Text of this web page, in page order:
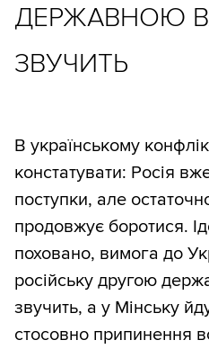
ДЕРЖАВНОЮ
ЗВУЧИТЬ
В українському
констатувати: Росія
поступки, але
продовжує боротися.
поховано, вимога до
російську другою
звучить, а у Мінську
стосовно припинення